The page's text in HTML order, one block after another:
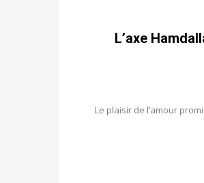
L’axe
Le plaisir de l’amour